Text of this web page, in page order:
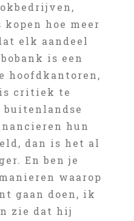
kopen hoe meer
elk aandeel
is een
hoofdkantoren,
critiek te
buitenlandse
hun
dan is het al
En ben je
waarop
gaan doen, ik
zie dat hij